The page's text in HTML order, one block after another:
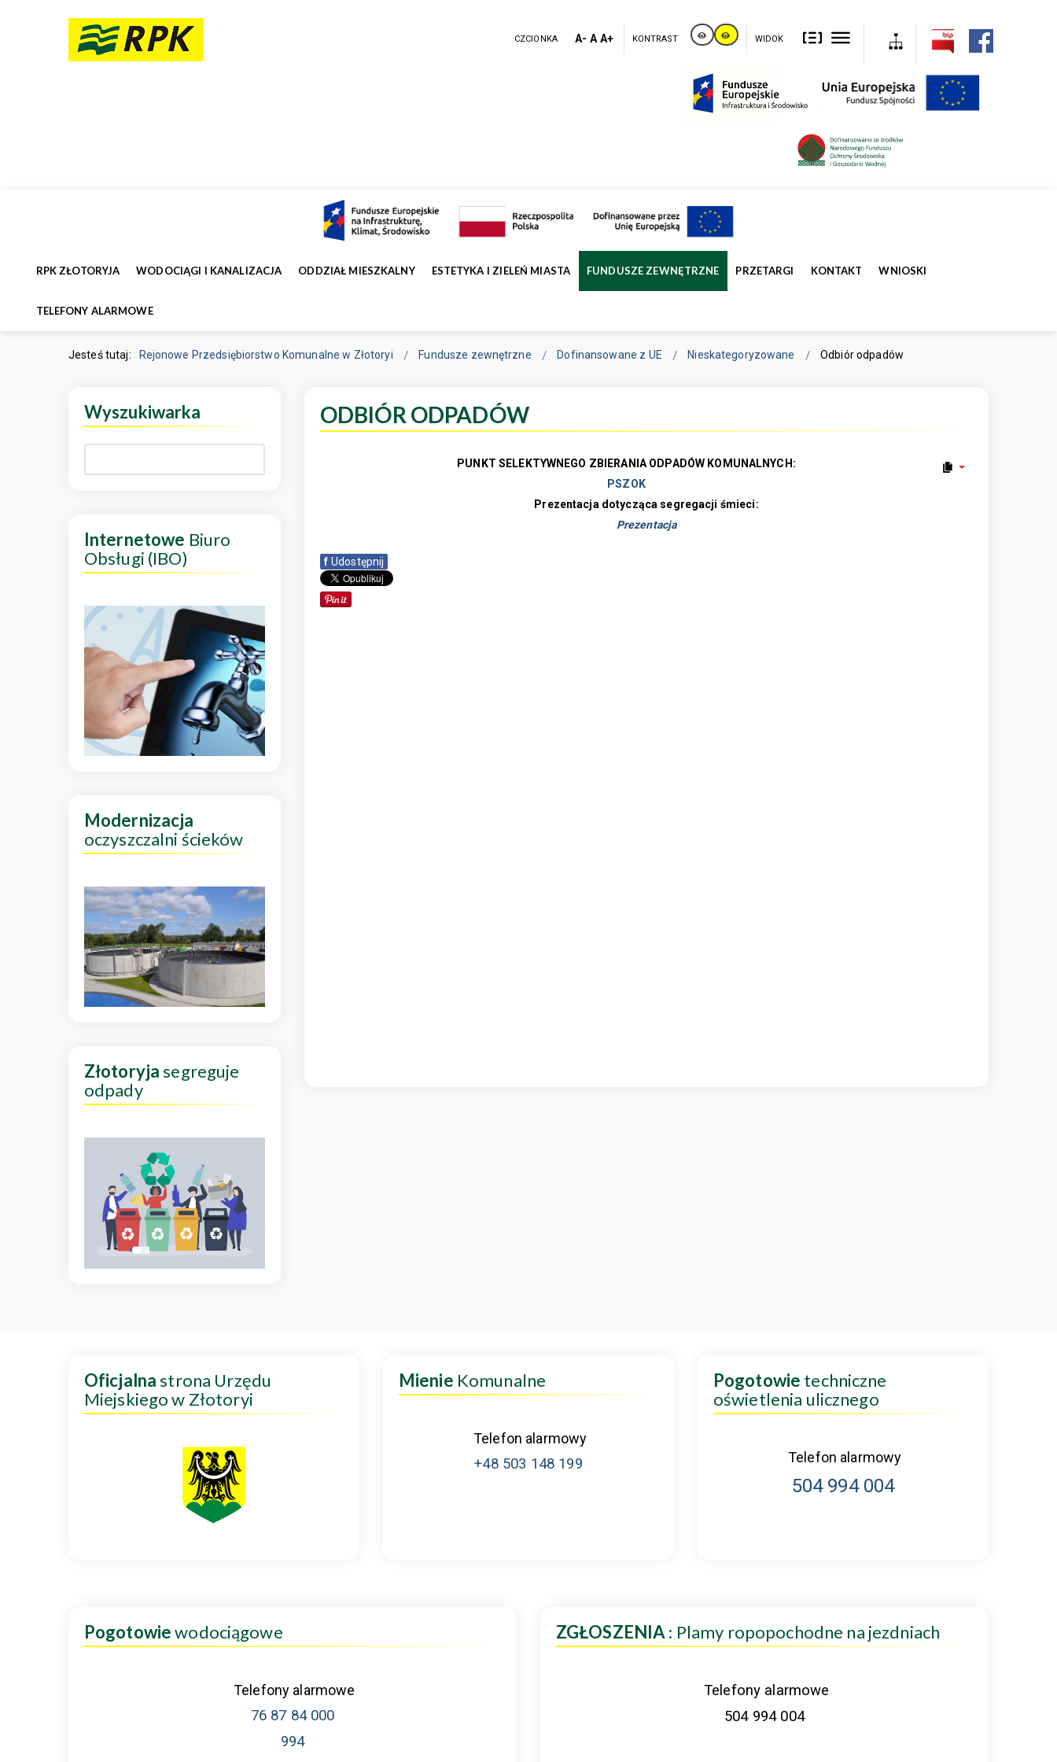
CZCIONKA A- A A+ KONTRAST WIDOK
RPK ZŁOTORYJA WODOCIĄGI I KANALIZACJA ODDZIAŁ MIESZKALNY ESTETYKA I ZIELEŃ MIASTA FUNDUSZE ZEWNĘTRZNE PRZETARGI KONTAKT WNIOSKI
TELEFONY ALARMOWE
Jesteś tutaj: Rejonowe Przedsiębiorstwo Komunalne w Złotoryi Fundusze zewnętrzne Dofinansowane z UE Nieskategoryzowane Odbiór odpadów
ODBIÓR ODPADÓW
PUNKT SELEKTYWNEGO ZBIERANIA ODPADÓW KOMUNALNYCH:
PSZOK
Prezentacja dotycząca segregacji śmieci:
Prezentacja
f Udostępnij
Wyszukiwarka
Internetowe Biuro
Obsługi (IBO)
Modernizacja
oczyszczalni ścieków
Złotoryjasegreguje
odpady
Oficjalnastrona Urzędu
Miejskiego w Złotoryi
Mienie Komunalne
Telefon alarmowy
+48 503 148 199
Pogotowie techniczne
oświetlenia ulicznego
Telefon alarmowy
504 994 004
Pogotowiewodociągowe
Telefony alarmowe
76 87 84 000
994
ZGŁOSZENIA : Plamy ropopochodne na jezdniach
Telefony alarmowe
504 994 004